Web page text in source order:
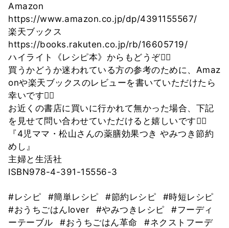
Amazon
https://www.amazon.co.jp/dp/4391155567/
楽天ブックス
https://books.rakuten.co.jp/rb/16605719/
ハイライト《レシピ本》からもどうぞ🙇‍♀️
買うかどうか迷われている方の参考のために、Amaz
onや楽天ブックスのレビューを書いていただけたら
幸いです🙇‍♀️
お近くの書店に買いに行かれて無かった場合、下記
を見せて問い合わせていただけると嬉しいです🙇‍♀️
『4児ママ・松山さんの薬膳効果つき やみつき節約
めし』
主婦と生活社
ISBN978-4-391-15556-3
#レシピ #簡単レシピ #節約レシピ
#時短レシピ
#おうちごはんlover
#やみつきレシピ
#フーディ
ーテーブル
#おうちごはん革命
#ネクストフーデ